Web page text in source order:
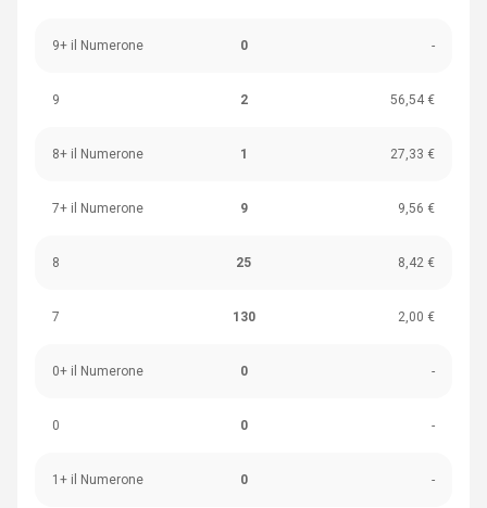
9+ il Numerone 0 -
9 2 56,54 €
8+ il Numerone 1 27,33 €
7+ il Numerone 9 9,56 €
8 25 8,42 €
7 130 2,00 €
0+ il Numerone 0 -
0 0 -
1+ il Numerone 0 -